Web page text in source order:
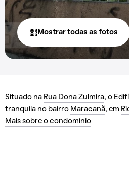
Mostrar todas as fotos
Situado na Rua Dona Zulmira, o
tranquila no bairro Maracanã, em
Mais sobre o condomínio